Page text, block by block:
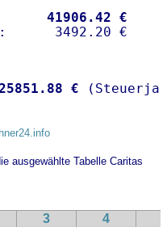
41906.42 €
€
ausgewählte Tabelle Caritas
3 4